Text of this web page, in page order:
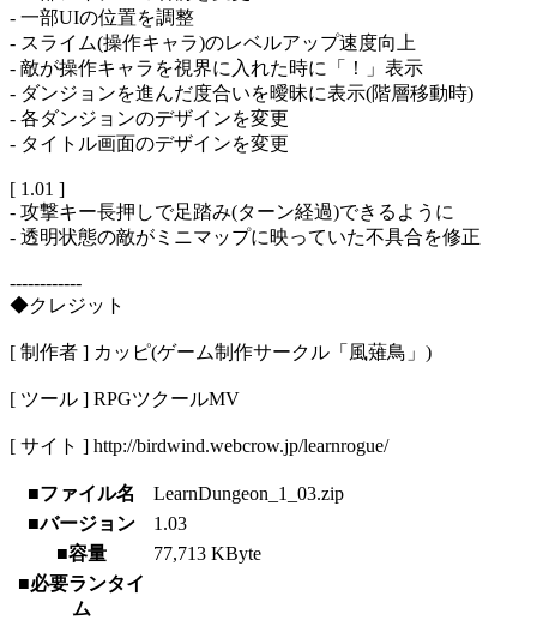
- 一部UIの位置を調整
- スライム(操作キャラ)のレベルアップ速度向上
- 敵が操作キャラを視界に入れた時に「！」表示
- ダンジョンを進んだ度合いを曖昧に表示(階層移動時)
- 各ダンジョンのデザインを変更
- タイトル画面のデザインを変更
[ 1.01 ]
- 攻撃キー長押しで足踏み(ターン経過)できるように
- 透明状態の敵がミニマップに映っていた不具合を修正
------------
◆クレジット
[ 制作者 ] カッピ(ゲーム制作サークル「風薙鳥」)
[ ツール ] RPGツクールMV
[ サイト ] http://birdwind.webcrow.jp/learnrogue/
■ファイル名
LearnDungeon_1_03.zip
■バージョン
1.03
■容量
77,713 KByte
■必要ランタイ
ム